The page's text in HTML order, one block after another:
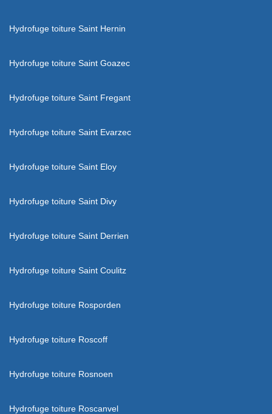
Hydrofuge toiture Saint Hernin
Hydrofuge toiture Saint Goazec
Hydrofuge toiture Saint Fregant
Hydrofuge toiture Saint Evarzec
Hydrofuge toiture Saint Eloy
Hydrofuge toiture Saint Divy
Hydrofuge toiture Saint Derrien
Hydrofuge toiture Saint Coulitz
Hydrofuge toiture Rosporden
Hydrofuge toiture Roscoff
Hydrofuge toiture Rosnoen
Hydrofuge toiture Roscanvel